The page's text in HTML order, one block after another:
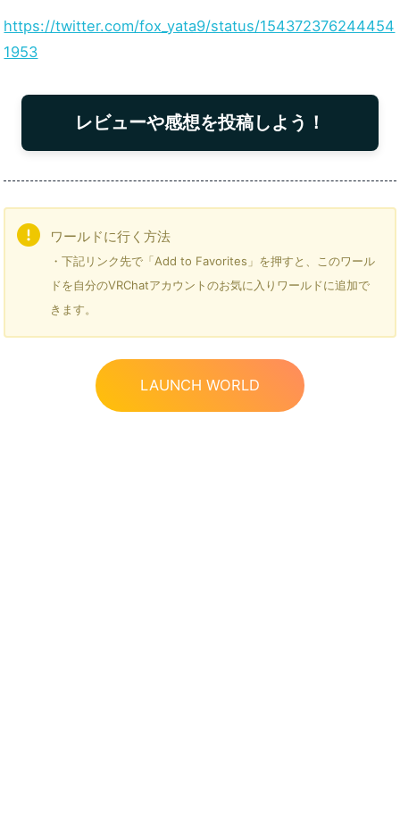
https://twitter.com/fox_yata9/status/154372376244454
1953
レビューや感想を投稿しよう！
ワールドに行く方法
・下記リンク先で「Add to Favorites」を押すと、このワール
ドを自分のVRChatアカウントのお気に入りワールドに追加で
きます。
LAUNCH WORLD